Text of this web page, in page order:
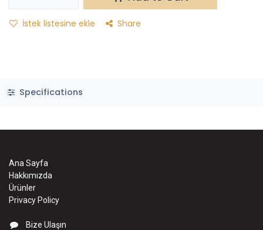
İstek listesine ekle Share
Specifications
Ana Sayfa
Hakkımızda
Ürünler
Privacy Policy
Bize Ulaşın